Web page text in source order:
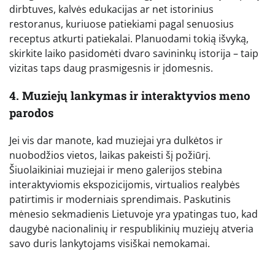
dirbtuves, kalvės edukacijas ar net istorinius
restoranus, kuriuose patiekiami pagal senuosius
receptus atkurti patiekalai. Planuodami tokią išvyką,
skirkite laiko pasidomėti dvaro savininkų istorija – taip
vizitas taps daug prasmigesnis ir įdomesnis.
4. Muziejų lankymas ir interaktyvios meno
parodos
Jei vis dar manote, kad muziejai yra dulkėtos ir
nuobodžios vietos, laikas pakeisti šį požiūrį.
Šiuolaikiniai muziejai ir meno galerijos stebina
interaktyviomis ekspozicijomis, virtualios realybės
patirtimis ir moderniais sprendimais. Paskutinis
mėnesio sekmadienis Lietuvoje yra ypatingas tuo, kad
daugybė nacionalinių ir respublikinių muziejų atveria
savo duris lankytojams visiškai nemokamai.